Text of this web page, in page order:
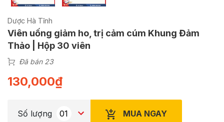
Dược Hà Tĩnh
Viên uống giảm ho, trị cảm cúm Khung Đảm
Thảo | Hộp 30 viên
Đã bán 23
130,000₫
Số lượng MUA NGAY